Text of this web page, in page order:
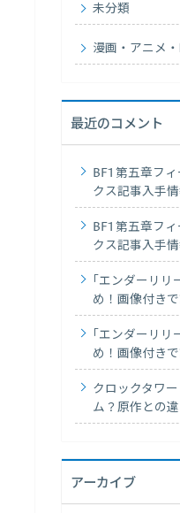
未分類
漫画・アニメ
最近のコメント
BF1 第五章フ
クス記事入手
BF1 第五章フ
クス記事入手
｢エンダーリリ
め！画像付き
｢エンダーリリ
め！画像付き
クロックタワ
ム？原作との
アーカイブ